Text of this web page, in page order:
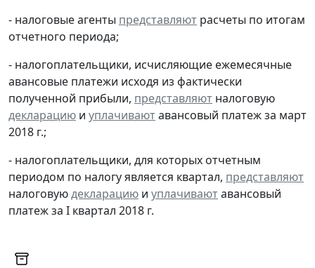
- налоговые агенты представляют расчеты по итогам
отчетного периода;
- налогоплательщики, исчисляющие ежемесячные
авансовые платежи исходя из фактически
полученной прибыли, представляют налоговую
декларацию и уплачиваютавансовый платеж за март
2018 г.;
- налогоплательщики, для которых отчетным
периодом по налогу является квартал, представляют
налоговуюдекларацию и уплачиваютавансовый
платеж за I квартал 2018 г.